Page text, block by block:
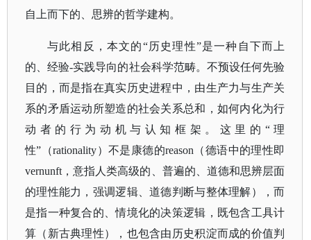
自上而下的、思辨的哲学建构。
与此相反，本文的“历史理性”是一种自下而上
的、经验-实践导向的社会科学范畴。不预设任何先验
目的，而是指在真实历史进程中，由生产力与生产关
系的矛盾运动所塑造的社会关系总和，如何内化为行
动者的行为动机与认知框架。这里的“理
性”（rationality）不是康德的reason（德语中的理性即
vernunft，意指人类高级的、普遍的、道德和思辨层面
的理性能力，强调逻辑、道德判断与整体理解），而
是指一种复合的、情境化的决策逻辑，既包含工具计
算（新古典理性），也包含由历史积淀而成的价值判